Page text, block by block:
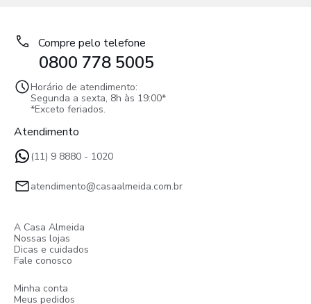
Compre pelo telefone
0800 778 5005
Horário de atendimento:
Segunda a sexta, 8h às 19:00*
*Exceto feriados.
Atendimento
(11) 9 8880 - 1020
atendimento@casaalmeida.com.br
A Casa Almeida
Nossas lojas
Dicas e cuidados
Fale conosco
Minha conta
Meus pedidos